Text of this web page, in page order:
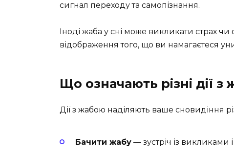
сигнал переходу та самопізнання.
Іноді жаба у сні може викликати страх
відображення того, що ви намагаєтеся
Що означають різні дії з
Дії з жабою наділяють ваше сновидіння
Бачити жабу — зустріч із викликами